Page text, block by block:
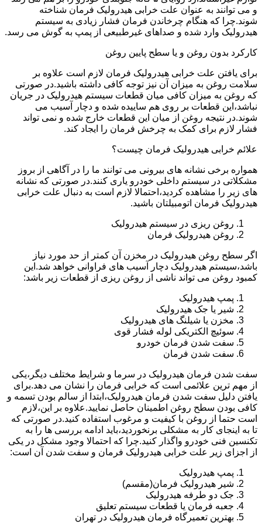
و می توانند به عنوان علت خرابی هیدرولیک فرمان شناخته
شوند.چرا که هنگام چرخاندن فرمان فشار زیادی به سیستم
هیدرولیک وارد شده و صداهای غیرطبیعی از پمپ به گوش می رسد.
کارکرد بدون روغن و یا سطح پایین روغن
برای یافتن علت خرابی هیدرولیک فرمان لازم است علاوه بر
سلامت روغن به میزان آن نیز توجه کافی داشته باشید.در صورتی
که روغن به میزان کافی میان قطعات سیستم هیدرولیک در جریان
نباشد،این قطعات بر روی هم ساییده شده و دچار آسیب می
شوند.در نتیجه روغن از میان این قطعات خارج شده و نمی تواند
فشار لازم برای کمک به چرخش فرمان را ایجاد کند.
علائم خرابی هیدرولیک فرمان چیست؟
همواره برخی نشانه های بیرونی می توانند ما را در آگاهی از بروز
مشکلاتی در سیستم داخلی خودرو یاری کنند.در صورتی که نشانه
های زیر را مشاهده کردید،احتمالا لازم است به دنبال علت خرابی
هیدرولیک فرمان اتومبیلتان باشید.
روغن ریزی در سیستم هیدرولیک
روغن هیدرولیک فرمان
اگر سطح روغن هیدرولیک در مخزن آن کمتر از حد مورد نیاز
باشد،سیستم هیدرولیک دچار آسیب های فراوانی خواهد شد.این
کمبود روغن می تواند ناشی از روغن ریزی از قطعات زیر باشد:
پمپ هیدرولیک
شیر یا جک هیدرولیک
مخزن یا شیلنگ های هیدرولیک
سوئیچ الکتریکی لوله فشار قوی
سفت شدن فرمان خودرو
سفت شدن فرمان
سفت شدن فرمان هیدرولیک در سرما و شرایط مختلف دیگر،یکی
از مهم ترین علائمی است که خرابی فرمان را نشان می دهد.برای
یافتن دلیل سفت شدن فرمان هیدرولیک،ابتدا از سالم بودن تسمه و
کافی بودن سطح روغن اطمینان حاصل نمایید.علاوه بر این،لازم
است حتما از روغن با کیفیت و مرغوب استفاده کنید.در صورتی که
تا به اینجای کار به مشکلی برنخوردید،باید ادامه بررسی ها را به
تکنسین فنی خودرو واگذار کنید.چرا که احتمالا وجود مشکل در یکی
از اجزای زیر علت خرابی هیدرولیک فرمان و سفت شدن آن است:
پمپ هیدرولیک
شیر هیدرولیک فرمان(مقسم)
جک دو طرفه هیدرولیک
جعبه فرمان یا قطعات سیستم تعلیق
بهترین تعمیرگاه فرمان هیدرولیک در تهران